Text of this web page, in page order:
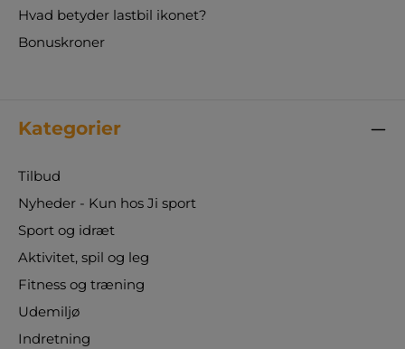
Hvad betyder lastbil ikonet?
Bonuskroner
Kategorier
Tilbud
Nyheder - Kun hos Ji sport
Sport og idræt
Aktivitet, spil og leg
Fitness og træning
Udemiljø
Indretning